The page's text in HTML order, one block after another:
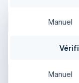
Manuel
Manuel